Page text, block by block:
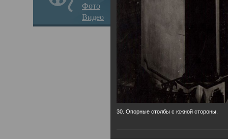
Фото
Видео
30. Опорные столбы с южной стороны.